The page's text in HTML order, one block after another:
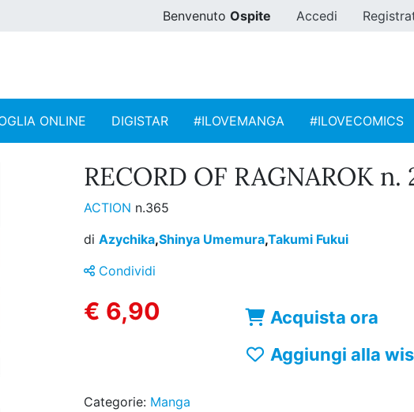
Benvenuto Ospite Accedi
ONLINE DIGISTAR #ILOVEMANGA #ILOVECOMICS
RECORD OF RAGNAROK n.
ACTION n.365
di Azychika,Shinya Umemura,Takumi Fukui
Condividi
€ 6,90
Acquista ora
Aggiungi alla
Categorie: Manga